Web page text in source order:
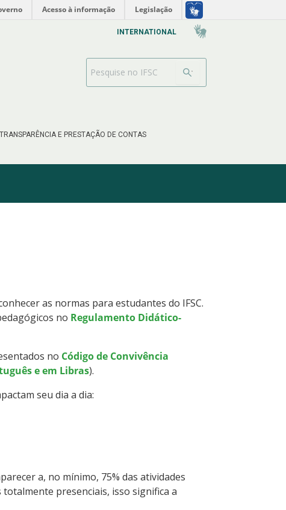
Acesso à informação Legislação
TRANSPARÊNCIA E PRESTAÇÃO DE CONTAS
INTERNATIONAL
Barra de busca
as normas para estudantes do IFSC.
no Regulamento Didático-
no Código de Convivência
e em Libras).
seu dia a dia:
a, no mínimo, 75% das atividades
presenciais, isso significa a